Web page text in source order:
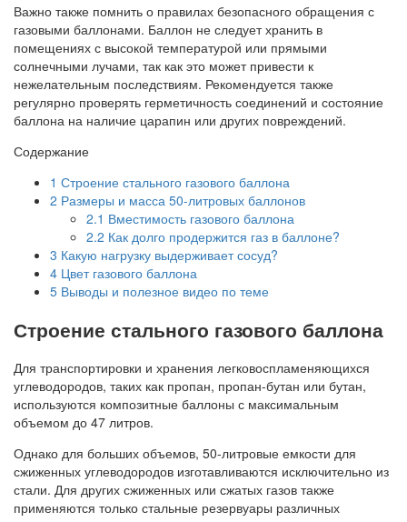
Важно также помнить о правилах безопасного обращения с
газовыми баллонами. Баллон не следует хранить в
помещениях с высокой температурой или прямыми
солнечными лучами, так как это может привести к
нежелательным последствиям. Рекомендуется также
регулярно проверять герметичность соединений и состояние
баллона на наличие царапин или других повреждений.
Содержание
1 Строение стального газового баллона
2 Размеры и масса 50-литровых баллонов
2.1 Вместимость газового баллона
2.2 Как долго продержится газ в баллоне?
3 Какую нагрузку выдерживает сосуд?
4 Цвет газового баллона
5 Выводы и полезное видео по теме
Строение стального газового баллона
Для транспортировки и хранения легковоспламеняющихся
углеводородов, таких как пропан, пропан-бутан или бутан,
используются композитные баллоны с максимальным
объемом до 47 литров.
Однако для больших объемов, 50-литровые емкости для
сжиженных углеводородов изготавливаются исключительно из
стали. Для других сжиженных или сжатых газов также
применяются только стальные резервуары различных